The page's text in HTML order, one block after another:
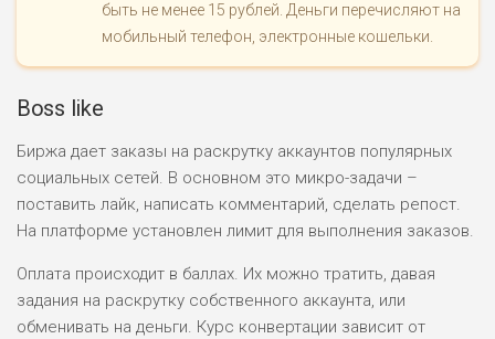
НАЗВАНИЕ ОБЗОР
ДОХОД: ВЫСОКИЙ
БЮДЖЕТ: ВЫСОКИЙ
ОБЗОР
М СТАВОК
РИСКИ: СРЕДНИЕ
ДОХОД: ВЫСОКИЙ
быть не менее 15 рублей. Деньги перечисляют на
мобильный телефон, электронные кошельки.
Boss like
Биржа дает заказы на раскрутку аккаунтов популярных
социальных сетей. В основном это микро-задачи –
поставить лайк, написать комментарий, сделать репост.
На платформе установлен лимит для выполнения заказов.
Оплата происходит в баллах. Их можно тратить, давая
задания на раскрутку собственного аккаунта, или
обменивать на деньги. Курс конвертации зависит от